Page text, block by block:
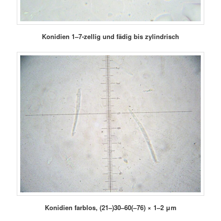
Konidien 1–7-zellig und fädig bis zylindrisch
Konidien farblos, (21–)30–60(–76) × 1–2 μm